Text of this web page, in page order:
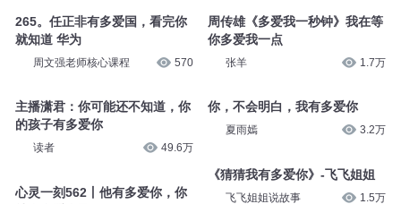
265。任正非有多爱国，看完你
就知道 华为
周文强老师核心课程 570
主播潇君：你可能还不知道，你
的孩子有多爱你
读者 49.6万
心灵一刻562丨他有多爱你，你
周传雄《多爱我一秒钟》我在等
你多爱我一点
张羊 1.7万
你，不会明白，我有多爱你
夏雨嫣 3.2万
《猜猜我有多爱你》-飞飞姐姐
飞飞姐姐说故事 1.5万